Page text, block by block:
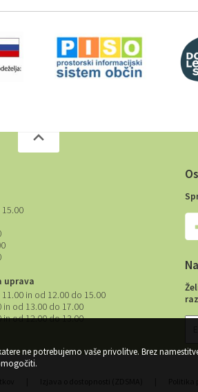
uprava
in od 12.00 do 15.00
in od 13.00 do 17.00
in od 12.00 do 13.00
ne potrebujemo vaše privolitve. Brez